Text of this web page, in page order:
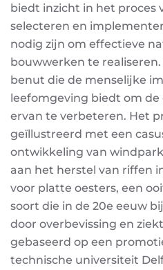
biedt inzicht in het proces
selecteren en
nodig zijn om effectieve
bouwwerken te
benut die de menselijke
leefomgeving biedt om de
ervan te verbeteren. Het
geïllustreerd met een
ontwikkeling van
aan het herstel van riffen
voor platte oesters, een
soort die in de 20e eeuw
door overbevissing en
gebaseerd op een
technische universiteit